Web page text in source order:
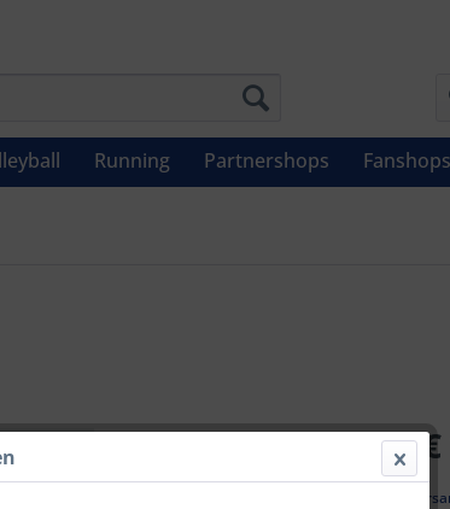
Running Partnershops Fanshops
ab 6,50
1 Stück
zzgl.